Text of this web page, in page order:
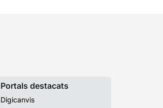
Portals destacats
Digicanvis